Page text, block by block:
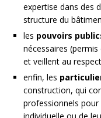
expertise dans des
structure du
les pouvoirs
nécessaires
et veillent au
enfin, les
construction, qui
professionnels